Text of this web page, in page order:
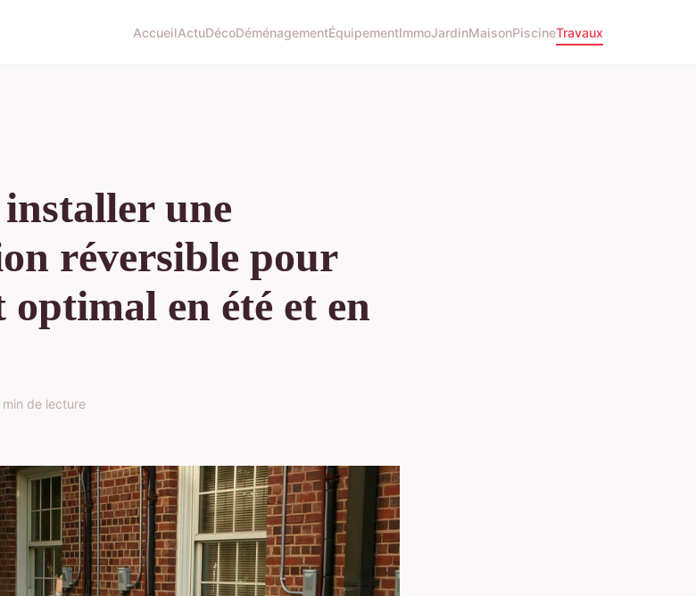
AccueilActuDécoDéménagementÉquipementImmoJardinMaisonPiscineTravaux
une
réversible pour
en été et en
de lecture